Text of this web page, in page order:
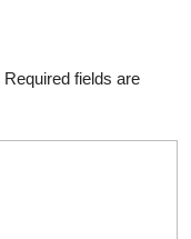
Required fields are